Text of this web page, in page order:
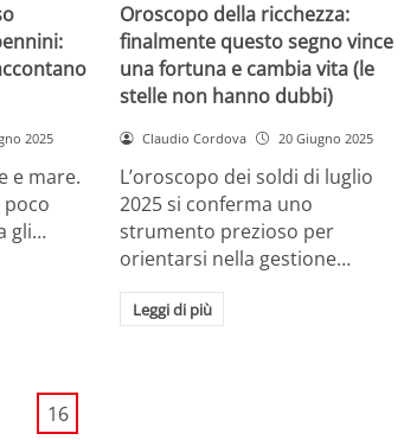
2025
e mare.
poco
gli…
Oroscopo della ricchezza:
finalmente questo segno vince
una fortuna e cambia vita (le
stelle non hanno dubbi)
Claudio Cordova 20 Giugno 2025
L’oroscopo dei soldi di luglio
2025 si conferma uno
strumento prezioso per
orientarsi nella gestione…
Leggi di più
16